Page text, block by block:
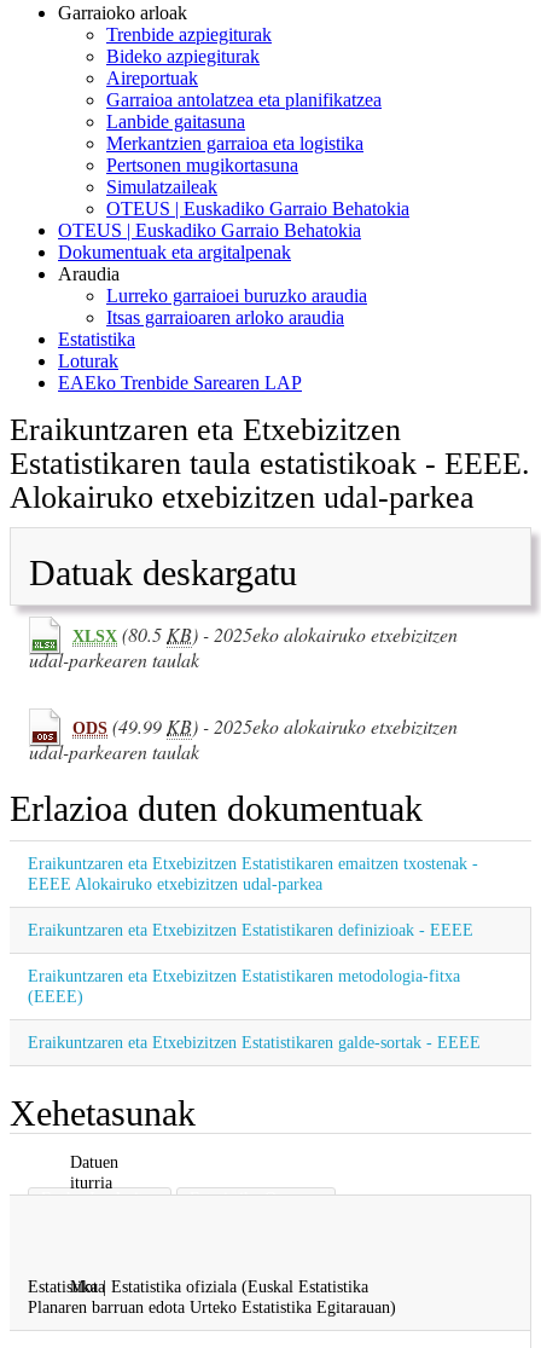
Garraioko arloak
Trenbide azpiegiturak
Bideko azpiegiturak
Aireportuak
Garraioa antolatzea eta planifikatzea
Lanbide gaitasuna
Merkantzien garraioa eta logistika
Pertsonen mugikortasuna
Simulatzaileak
OTEUS | Euskadiko Garraio Behatokia
OTEUS | Euskadiko Garraio Behatokia
Dokumentuak eta argitalpenak
Araudia
Lurreko garraioei buruzko araudia
Itsas garraioaren arloko araudia
Estatistika
Loturak
EAEko Trenbide Sarearen LAP
Eraikuntzaren eta Etxebizitzen
Estatistikaren taula estatistikoak - EEEE.
Alokairuko etxebizitzen udal-parkea
Datuak deskargatu
XLSX (80.5 KB) - 2025eko alokairuko etxebizitzen
udal-parkearen taulak
ODS (49.99KB) - 2025eko alokairuko etxebizitzen
udal-parkearen taulak
Erlazioa duten dokumentuak
Eraikuntzaren eta Etxebizitzen Estatistikaren emaitzen txostenak -
EEEE Alokairuko etxebizitzen udal-parkea
Eraikuntzaren eta Etxebizitzen Estatistikaren definizioak - EEEE
Eraikuntzaren eta Etxebizitzen Estatistikaren metodologia-fitxa
(EEEE)
Eraikuntzaren eta Etxebizitzen Estatistikaren galde-sortak - EEEE
Xehetasunak
Datuen
iturria
Eusko Jaurlaritza
Estatistika Organoa
Mota
Estatistika | Estatistika ofiziala (Euskal Estatistika
Planaren barruan edota Urteko Estatistika Egitarauan)